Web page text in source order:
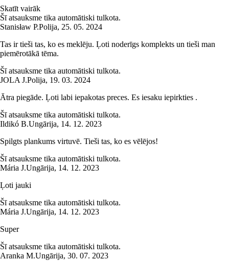
Skatīt vairāk
Šī atsauksme tika automātiski tulkota.
Stanisław P.Polija, 25. 05. 2024
Tas ir tieši tas, ko es meklēju. Ļoti noderīgs komplekts un tieši man
piemērotākā tēma.
Šī atsauksme tika automātiski tulkota.
JOLA J.Polija, 19. 03. 2024
Ātra piegāde. Ļoti labi iepakotas preces. Es iesaku iepirkties .
Šī atsauksme tika automātiski tulkota.
Ildikó B.Ungārija, 14. 12. 2023
Spilgts plankums virtuvē. Tieši tas, ko es vēlējos!
Šī atsauksme tika automātiski tulkota.
Mária J.Ungārija, 14. 12. 2023
Ļoti jauki
Šī atsauksme tika automātiski tulkota.
Mária J.Ungārija, 14. 12. 2023
Super
Šī atsauksme tika automātiski tulkota.
Aranka M.Ungārija, 30. 07. 2023